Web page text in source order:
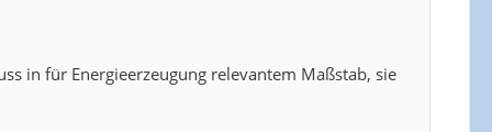
in für Energieerzeugung relevantem Maßstab, sie